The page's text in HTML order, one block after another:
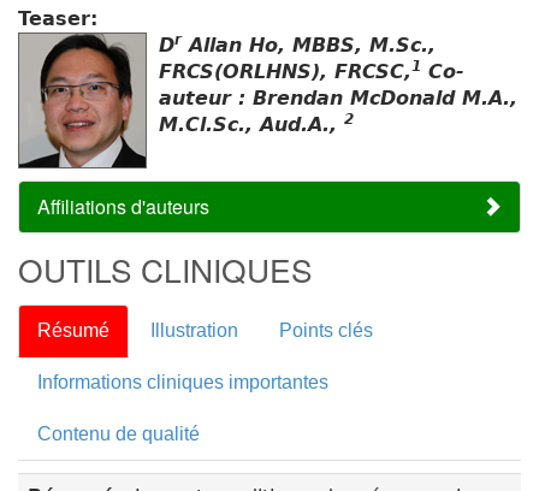
Teaser:
DrAllan Ho, MBBS, M.Sc.,
FRCS(ORLHNS), FRCSC,1 Co-
auteur : Brendan McDonald M.A.,
M.Cl.Sc., Aud.A., 2
Affiliations d'auteurs
OUTILS CLINIQUES
Résumé Illustration Points clés
Informations cliniques importantes
Contenu de qualité